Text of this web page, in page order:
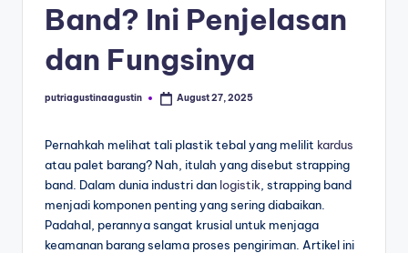
Band? Ini Penjelasan
dan Fungsinya
putriagustinaagustin August 27, 2025
Pernahkah melihat tali plastik tebal yang melilit kardus
atau palet barang? Nah, itulah yang disebut strapping
band. Dalam dunia industri dan logistik , strapping band
menjadi komponen penting yang sering diabaikan.
Padahal, perannya sangat krusial untuk menjaga
keamanan barang selama proses pengiriman. Artikel ini